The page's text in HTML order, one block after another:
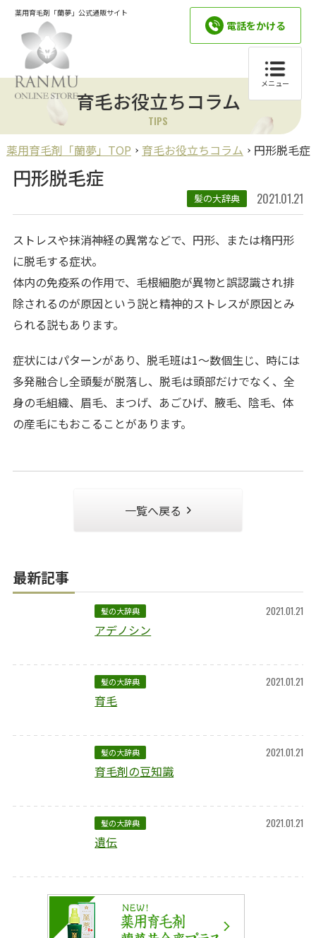
薬用育毛剤「蘭夢」公式通販サイト
電話をかける
メニュー
育毛お役立ちコラム
TIPS
薬用育毛剤「蘭夢」TOP 育毛お役立ちコラム 円形脱毛症
円形脱毛症
髪の大辞典 2021.01.21
ストレスや抹消神経の異常などで、円形、または楕円形
に脱毛する症状。
体内の免疫系の作用で、毛根細胞が異物と誤認識され排
除されるのが原因という説と精神的ストレスが原因とみ
られる説もあります。
症状にはパターンがあり、脱毛班は1～数個生じ、時には
多発融合し全頭髪が脱落し、脱毛は頭部だけでなく、全
身の毛組織、眉毛、まつげ、あごひげ、腋毛、陰毛、体
の産毛にもおこることがあります。
一覧へ戻る
最新記事
髪の大辞典 2021.01.21
アデノシン
髪の大辞典 2021.01.21
育毛
髪の大辞典 2021.01.21
育毛剤の豆知識
髪の大辞典 2021.01.21
遺伝